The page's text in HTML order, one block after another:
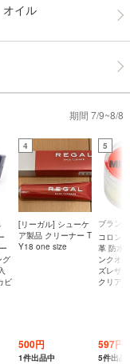
イル
期間 7/9~8/8
グ
ビ
4
[リーガル] シューケ
ア製品 クリーナー T
Y18 one size
500円
1件出品中
5
ブラン
コロン
革 防水
ンクオ
ズレザ
クリア
597円
5件出品